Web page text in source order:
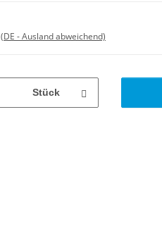
(DE - Ausland abweichend)
Stück